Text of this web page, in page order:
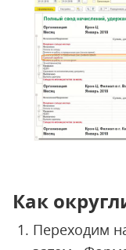
Как
Переходим